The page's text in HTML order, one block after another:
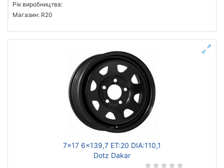
Рік виробництва:
Магазин: R20
7x17 6x139,7 ET:20 DIA:110,1
Dotz Dakar